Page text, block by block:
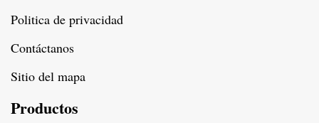
Politica de privacidad
Contáctanos
Sitio del mapa
Productos